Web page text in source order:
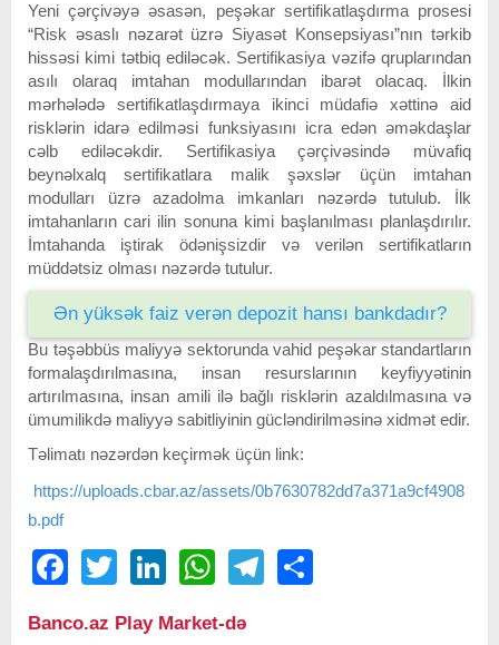
Yeni çərçivəyə əsasən, peşəkar sertifikatlaşdırma prosesi
“Risk əsaslı nəzarət üzrə Siyasət Konsepsiyası”nın tərkib
hissəsi kimi tətbiq ediləcək. Sertifikasiya vəzifə qruplarından
asılı olaraq imtahan modullarından ibarət olacaq. İlkin
mərhələdə sertifikatlaşdırmaya ikinci müdafiə xəttinə aid
risklərin idarə edilməsi funksiyasını icra edən əməkdaşlar
cəlb ediləcəkdir. Sertifikasiya çərçivəsində müvafiq
beynəlxalq sertifikatlara malik şəxslər üçün imtahan
modulları üzrə azadolma imkanları nəzərdə tutulub. İlk
imtahanların cari ilin sonuna kimi başlanılması planlaşdırılır.
İmtahanda iştirak ödənişsizdir və verilən sertifikatların
müddətsiz olması nəzərdə tutulur.
Ən yüksək faiz verən depozit hansı bankdadır?
Bu təşəbbüs maliyyə sektorunda vahid peşəkar standartların
formalaşdırılmasına, insan resurslarının keyfiyyətinin
artırılmasına, insan amili ilə bağlı risklərin azaldılmasına və
ümumilikdə maliyyə sabitliyinin gücləndirilməsinə xidmət edir.
Təlimatı nəzərdən keçirmək üçün link:
https://uploads.cbar.az/assets/0b7630782dd7a371a9cf4908
b.pdf
FacebookTwitter LinkedIn WhatsAppTelegram
Banco.az Play Market-də